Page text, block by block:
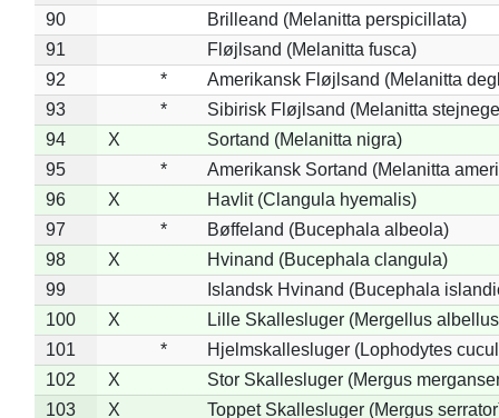
90
Brilleand (Melanitta perspicillata)
91
Fløjlsand (Melanitta fusca)
92
*
Amerikansk Fløjlsand (Melanitta
93
*
Sibirisk Fløjlsand (Melanitta
94
X
Sortand (Melanitta nigra)
95
*
Amerikansk Sortand (Melanitta
96
X
Havlit (Clangula hyemalis)
97
*
Bøffeland (Bucephala albeola)
98
X
Hvinand (Bucephala clangula)
99
Islandsk Hvinand (Bucephala
100
X
Lille Skallesluger (Mergellus
101
*
Hjelmskallesluger (Lophodytes
102
X
Stor Skallesluger (Mergus
103
X Toppet Skallesluger (Mergus